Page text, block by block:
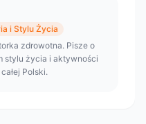
i Stylu Życia
zdrowotna. Pisze o
stylu życia i aktywności
Polski.